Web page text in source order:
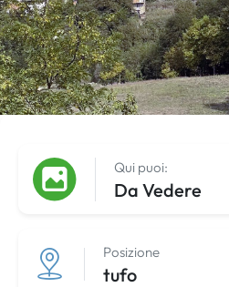
Qui puoi:
Da Vedere
Posizione
tufo